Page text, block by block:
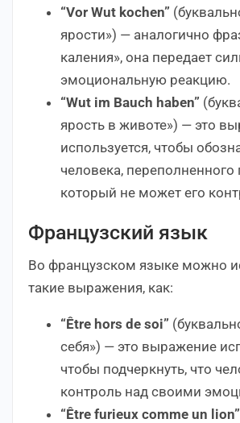
“Vor Wut kochen”
ярости») — аналогично
каления», она передает
эмоциональную реакцию.
“Wut im Bauch haben”
ярость в животе») — это
используется, чтобы
человека, переполненного
который не может его
Французский язык
Во французском языке можно
такие выражения, как:
“Être hors de soi”
себя») — это выражение
чтобы подчеркнуть, что
контроль над своими
“Être furieux comme un lion”